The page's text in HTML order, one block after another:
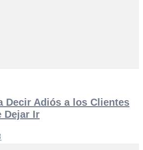
Decir Adiós a los Clientes
Dejar Ir